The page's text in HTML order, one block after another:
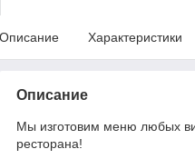
Описание Характеристики
Описание
Мы изготовим меню любых
ресторана!